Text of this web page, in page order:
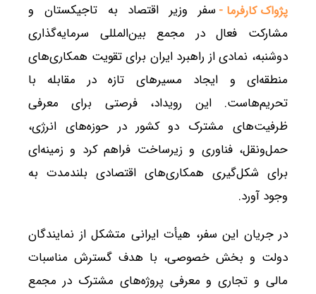
پژواک کارفرما - سفر وزیر اقتصاد به تاجیکستان و
مشارکت فعال در مجمع بین‌المللی سرمایه‌گذاری
دوشنبه، نمادی از راهبرد ایران برای تقویت همکاری‌های
منطقه‌ای و ایجاد مسیرهای تازه در مقابله با
تحریم‌هاست. این رویداد، فرصتی برای معرفی
ظرفیت‌های مشترک دو کشور در حوزه‌های انرژی،
حمل‌ونقل، فناوری و زیرساخت فراهم کرد و زمینه‌ای
برای شکل‌گیری همکاری‌های اقتصادی بلندمدت به
وجود آورد.
در جریان این سفر، هیأت ایرانی متشکل از نمایندگان
دولت و بخش خصوصی، با هدف گسترش مناسبات
مالی و تجاری و معرفی پروژه‌های مشترک در مجمع